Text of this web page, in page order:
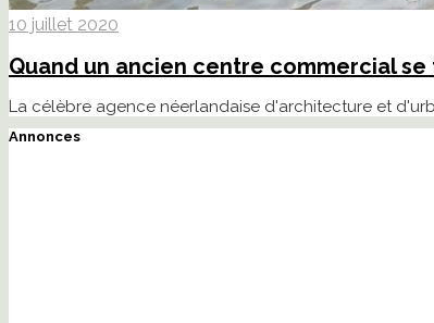
10 juillet 2020
Quand un ancien centre commercial
La célèbre agence néerlandaise d'architecture et
Annonces